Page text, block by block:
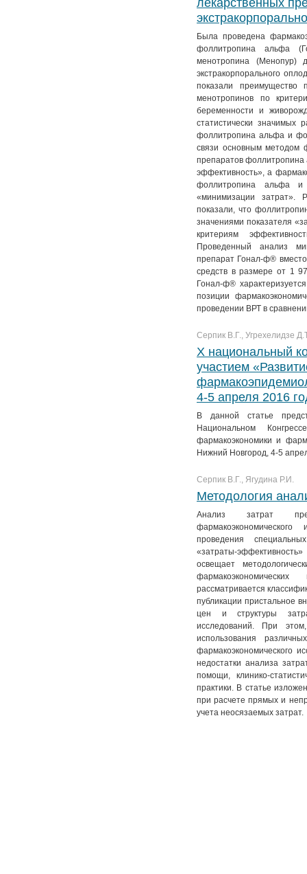
лекарственных
Была проведена
фоллитропина альфа
менотропина (Менопур)
экстракорпорального
показали преимущество
менотропинов по
беременности и
статистически значимых
фоллитропина альфа и
связи основным методом
препаратов
эффективность», а
фоллитропина альфа и
«минимизации затрат».
показали, что
значениями показателя
критериям
Проведенный анализ
препарат Гонал-ф®
средств в размере от 1
Гонал-ф®
позиции
проведении ВРТ в
Серпик В.Г., Угрехелидзе
Х национальный
участием
4-5 апреля 2016
В данной статье
Национальном
фармакоэкономики и
Нижний Новгород, 4-5
Серпик В.Г., Ягудина Р.И.
Методология
Анализ затрат
проведения
«затраты-
освещает
рассматривается
публикации пристальное
цен и структуры
исследований. При
использования
фармакоэкономического
недостатки анализа
помощи, клинико-
практики. В статье
при расчете прямых и
учета неосязаемых затрат.